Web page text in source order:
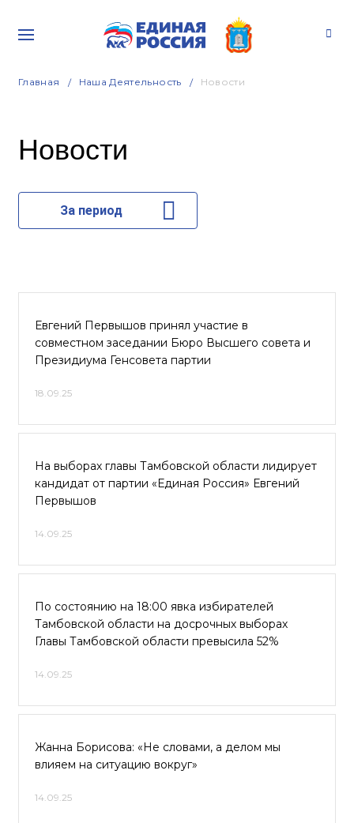
Главная Наша Деятельность Новости
Новости
За период
Евгений Первышов принял участие в
совместном заседании Бюро Высшего совета и
Президиума Генсовета партии
18.09.25
На выборах главы Тамбовской области лидирует
кандидат от партии «Единая Россия» Евгений
Первышов
14.09.25
По состоянию на 18:00 явка избирателей
Тамбовской области на досрочных выборах
Главы Тамбовской области превысила 52%
14.09.25
Жанна Борисова: «Не словами, а делом мы
влияем на ситуацию вокруг»
14.09.25